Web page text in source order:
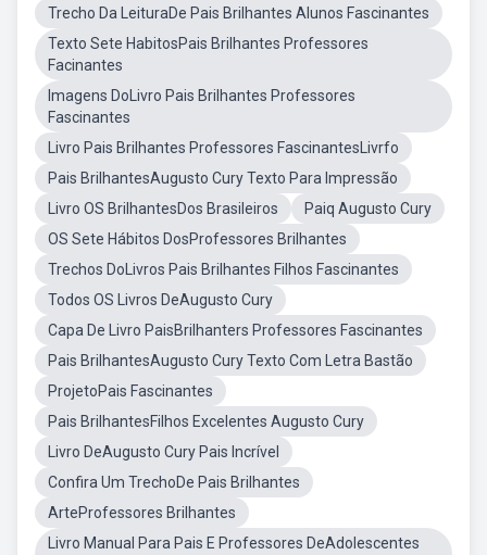
Trecho Da LeituraDe Pais Brilhantes Alunos Fascinantes
Texto Sete HabitosPais Brilhantes Professores
Facinantes
Imagens DoLivro Pais Brilhantes Professores
Fascinantes
Livro Pais Brilhantes Professores FascinantesLivrfo
Pais BrilhantesAugusto Cury Texto Para Impressão
Livro OS BrilhantesDos Brasileiros
Paiq Augusto Cury
OS Sete Hábitos DosProfessores Brilhantes
Trechos DoLivros Pais Brilhantes Filhos Fascinantes
Todos OS Livros DeAugusto Cury
Capa De Livro PaisBrilhanters Professores Fascinantes
Pais BrilhantesAugusto Cury Texto Com Letra Bastão
ProjetoPais Fascinantes
Pais BrilhantesFilhos Excelentes Augusto Cury
Livro DeAugusto Cury Pais Incrível
Confira Um TrechoDe Pais Brilhantes
ArteProfessores Brilhantes
Livro Manual Para Pais E Professores DeAdolescentes